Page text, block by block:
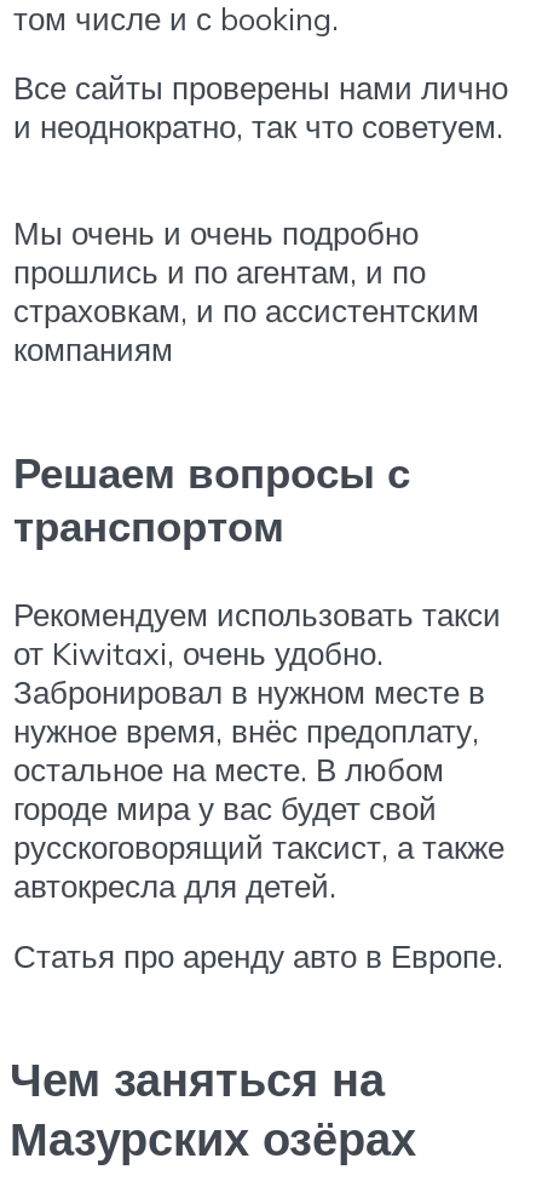
том числе и с booking.
Все сайты проверены нами лично
и неоднократно, так что советуем.
Мы очень и очень подробно
прошлись и по агентам, и по
страховкам, и по ассистентским
компаниям
Решаем вопросы с
транспортом
Рекомендуем использовать такси
от Kiwitaxi, очень удобно.
Забронировал в нужном месте в
нужное время, внёс предоплату,
остальное на месте. В любом
городе мира у вас будет свой
русскоговорящий таксист, а также
автокресла для детей.
Статья про аренду авто в Европе.
Чем заняться на
Мазурских озёрах